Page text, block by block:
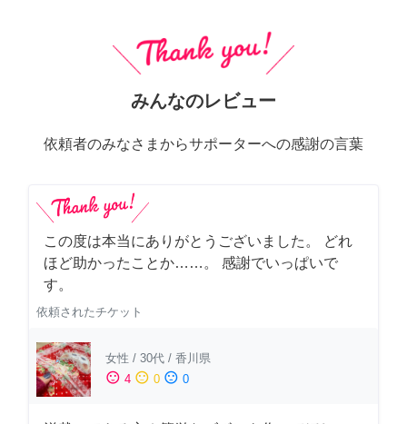
みんなのレビュー
依頼者のみなさまからサポーターへの感謝の言葉
この度は本当にありがとうございました。 どれ
ほど助かったことか……。 感謝でいっぱいで
す。
依頼されたチケット
女性 / 30代 / 香川県
sentiment_satisfied 4 sentiment_neutral 0 sentiment_dissatisfied 0